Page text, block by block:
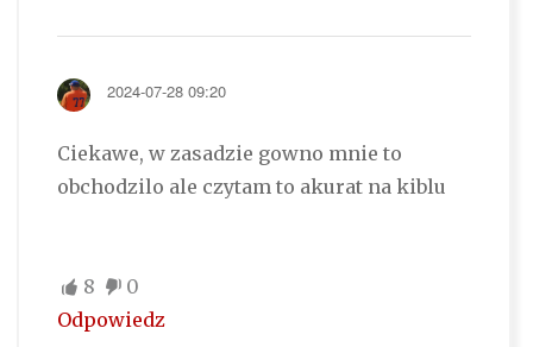
2024-07-28 09:20
Ciekawe, w zasadzie gowno mnie to
obchodzilo ale czytam to akurat na kiblu
8
0
Odpowiedz